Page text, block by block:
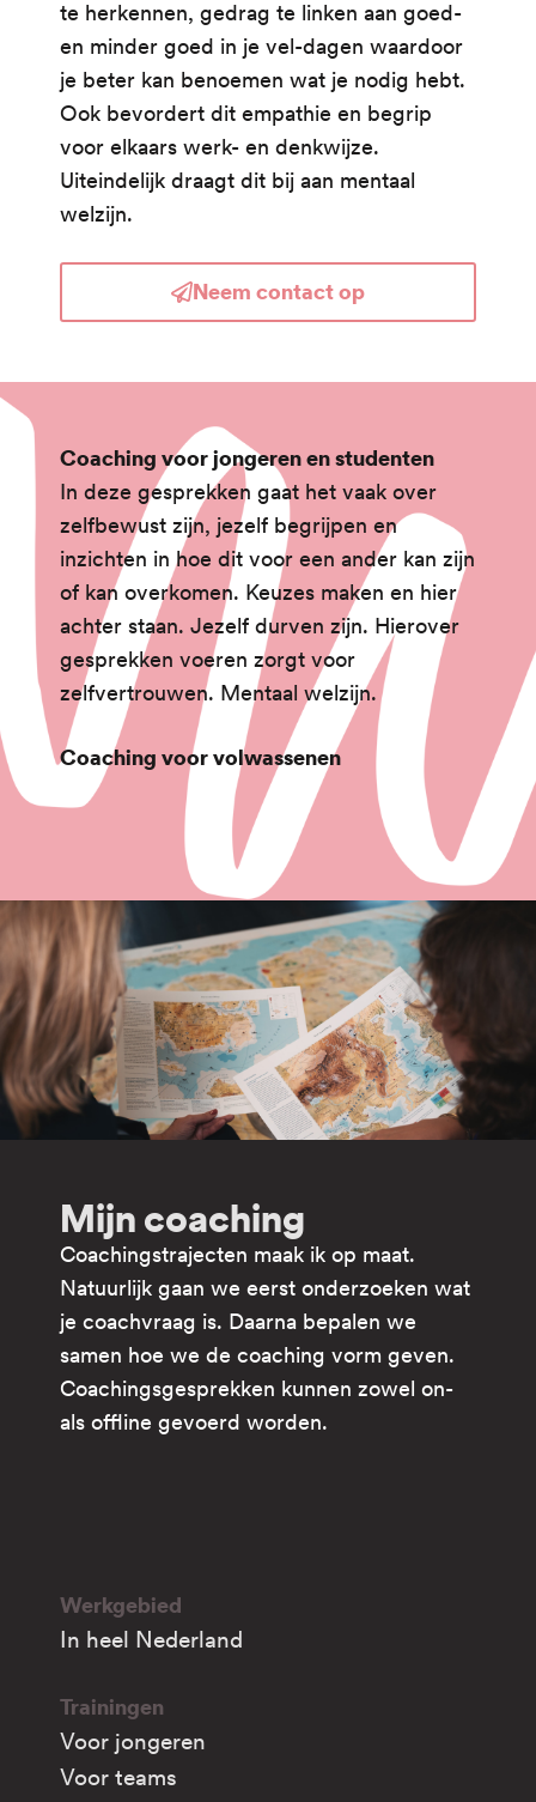
te herkennen, gedrag te linken aan goed-
en minder goed in je vel-dagen waardoor
je beter kan benoemen wat je nodig hebt.
Ook bevordert dit empathie en begrip
voor elkaars werk- en denkwijze.
Uiteindelijk draagt dit bij aan mentaal
welzijn.
Neem contact op
Coaching voor jongeren en studenten
In deze gesprekken gaat het vaak over
zelfbewust zijn, jezelf begrijpen en
inzichten in hoe dit voor een ander kan zijn
of kan overkomen. Keuzes maken en hier
achter staan. Jezelf durven zijn. Hierover
gesprekken voeren zorgt voor
zelfvertrouwen. Mentaal welzijn.
Coaching voor volwassenen
Mijn coaching
Coachingstrajecten maak ik op maat.
Natuurlijk gaan we eerst onderzoeken wat
je coachvraag is. Daarna bepalen we
samen hoe we de coaching vorm geven.
Coachingsgesprekken kunnen zowel on-
als offline gevoerd worden.
Werkgebied
In heel Nederland
Trainingen
Voor jongeren
Voor teams